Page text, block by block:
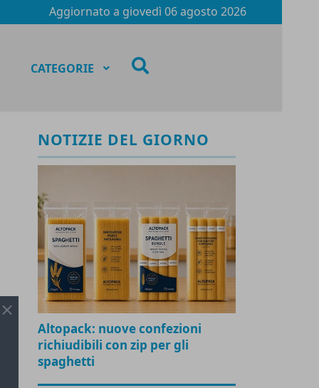
Aggiornato a giovedì 06 agosto 2026
CATEGORIE
NOTIZIE DEL GIORNO
Altopack: nuove confezioni
richiudibili con zip per gli
spaghetti